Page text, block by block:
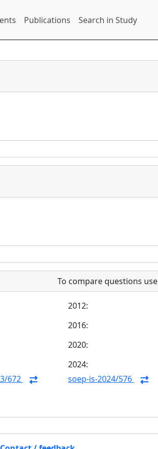
Publications Search in Study
To compare questions use
2012:
2016:
2020:
672
2024:
soep-is-2024/576